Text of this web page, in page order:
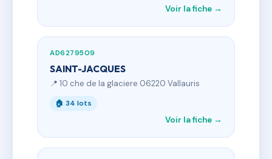
Voir la fiche →
AD6279509
SAINT-JACQUES
📍 10 che de la glaciere 06220 Vallauris
🏠 34 lots
Voir la fiche →